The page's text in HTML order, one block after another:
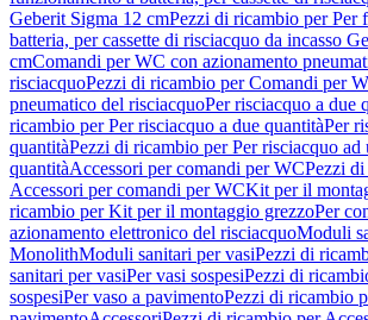
Geberit Sigma 12 cmPezzi di ricambio per Per
batteria, per cassette di risciacquo da incasso
cmComandi per WC con azionamento
risciacquoPezzi di ricambio per Comandi per
pneumatico del risciacquoPer risciacquo a due
ricambio per Per risciacquo a due quantitàPer
quantitàPezzi di ricambio per Per risciacquo ad
quantitàAccessori per comandi per WCPezzi
Accessori per comandi per WCKit per il
ricambio per Kit per il montaggio grezzoPer
azionamento elettronico del risciacquoModuli
MonolithModuli sanitari per vasiPezzi di
sanitari per vasiPer vasi sospesiPezzi di
sospesiPer vaso a pavimentoPezzi di ricambio